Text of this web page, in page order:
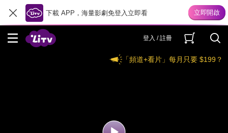
下載 APP，海量影劇免登入立即看
登入 / 註冊
「頻道+看片」每月只要 $199？